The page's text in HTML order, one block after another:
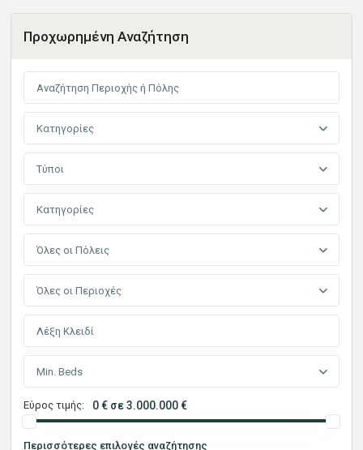
Προχωρημένη Αναζήτηση
Κατηγορίες
Τύποι
Κατηγορίες
Όλες οι Πόλεις
Όλες οι Περιοχές
Min. Beds
Εύρος τιμής: 0 € σε 3.000.000 €
Περισσότερες επιλογές αναζήτησης